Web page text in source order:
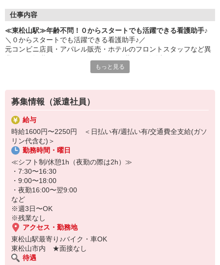
仕事内容
≪東松山駅≫年齢不問！０からスタートでも活躍できる看護助手♪
＼０からスタートでも活躍できる看護助手♪／
元コンビニ店員・アパレル販売・ホテルのフロントスタッフなど異
＊シーツ交換
＊患者さんの誘導
＊入浴や食事などの介助 など
環境、待遇どちらも良好◎
病院勤務が初めての方の定着率も高め☆
お試し2ヶ月〜の勤務も大歓迎です♪
もっと見る
募集情報（派遣社員）
給与
時給1600円〜2250円 ＜日払い有/週払い有/交通費全支給(ガソ
リン代含む)＞
勤務時間・曜日
≪シフト制/休憩1h（夜勤の際は2h）≫
・7:30〜16:30
・9:00〜18:00
・夜勤16:00〜翌9:00
など
※週3日〜OK
※残業なし
アクセス・勤務地
東松山駅最寄り♪バイク・車OK
東松山市内 ★面接なし
待遇